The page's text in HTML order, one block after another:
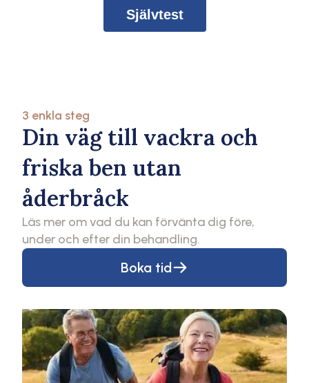
Självtest
3 enkla steg
Din väg till vackra och
friska ben utan
åderbråck
Läs mer om vad du kan förvänta dig före,
under och efter din behandling.
Boka tid